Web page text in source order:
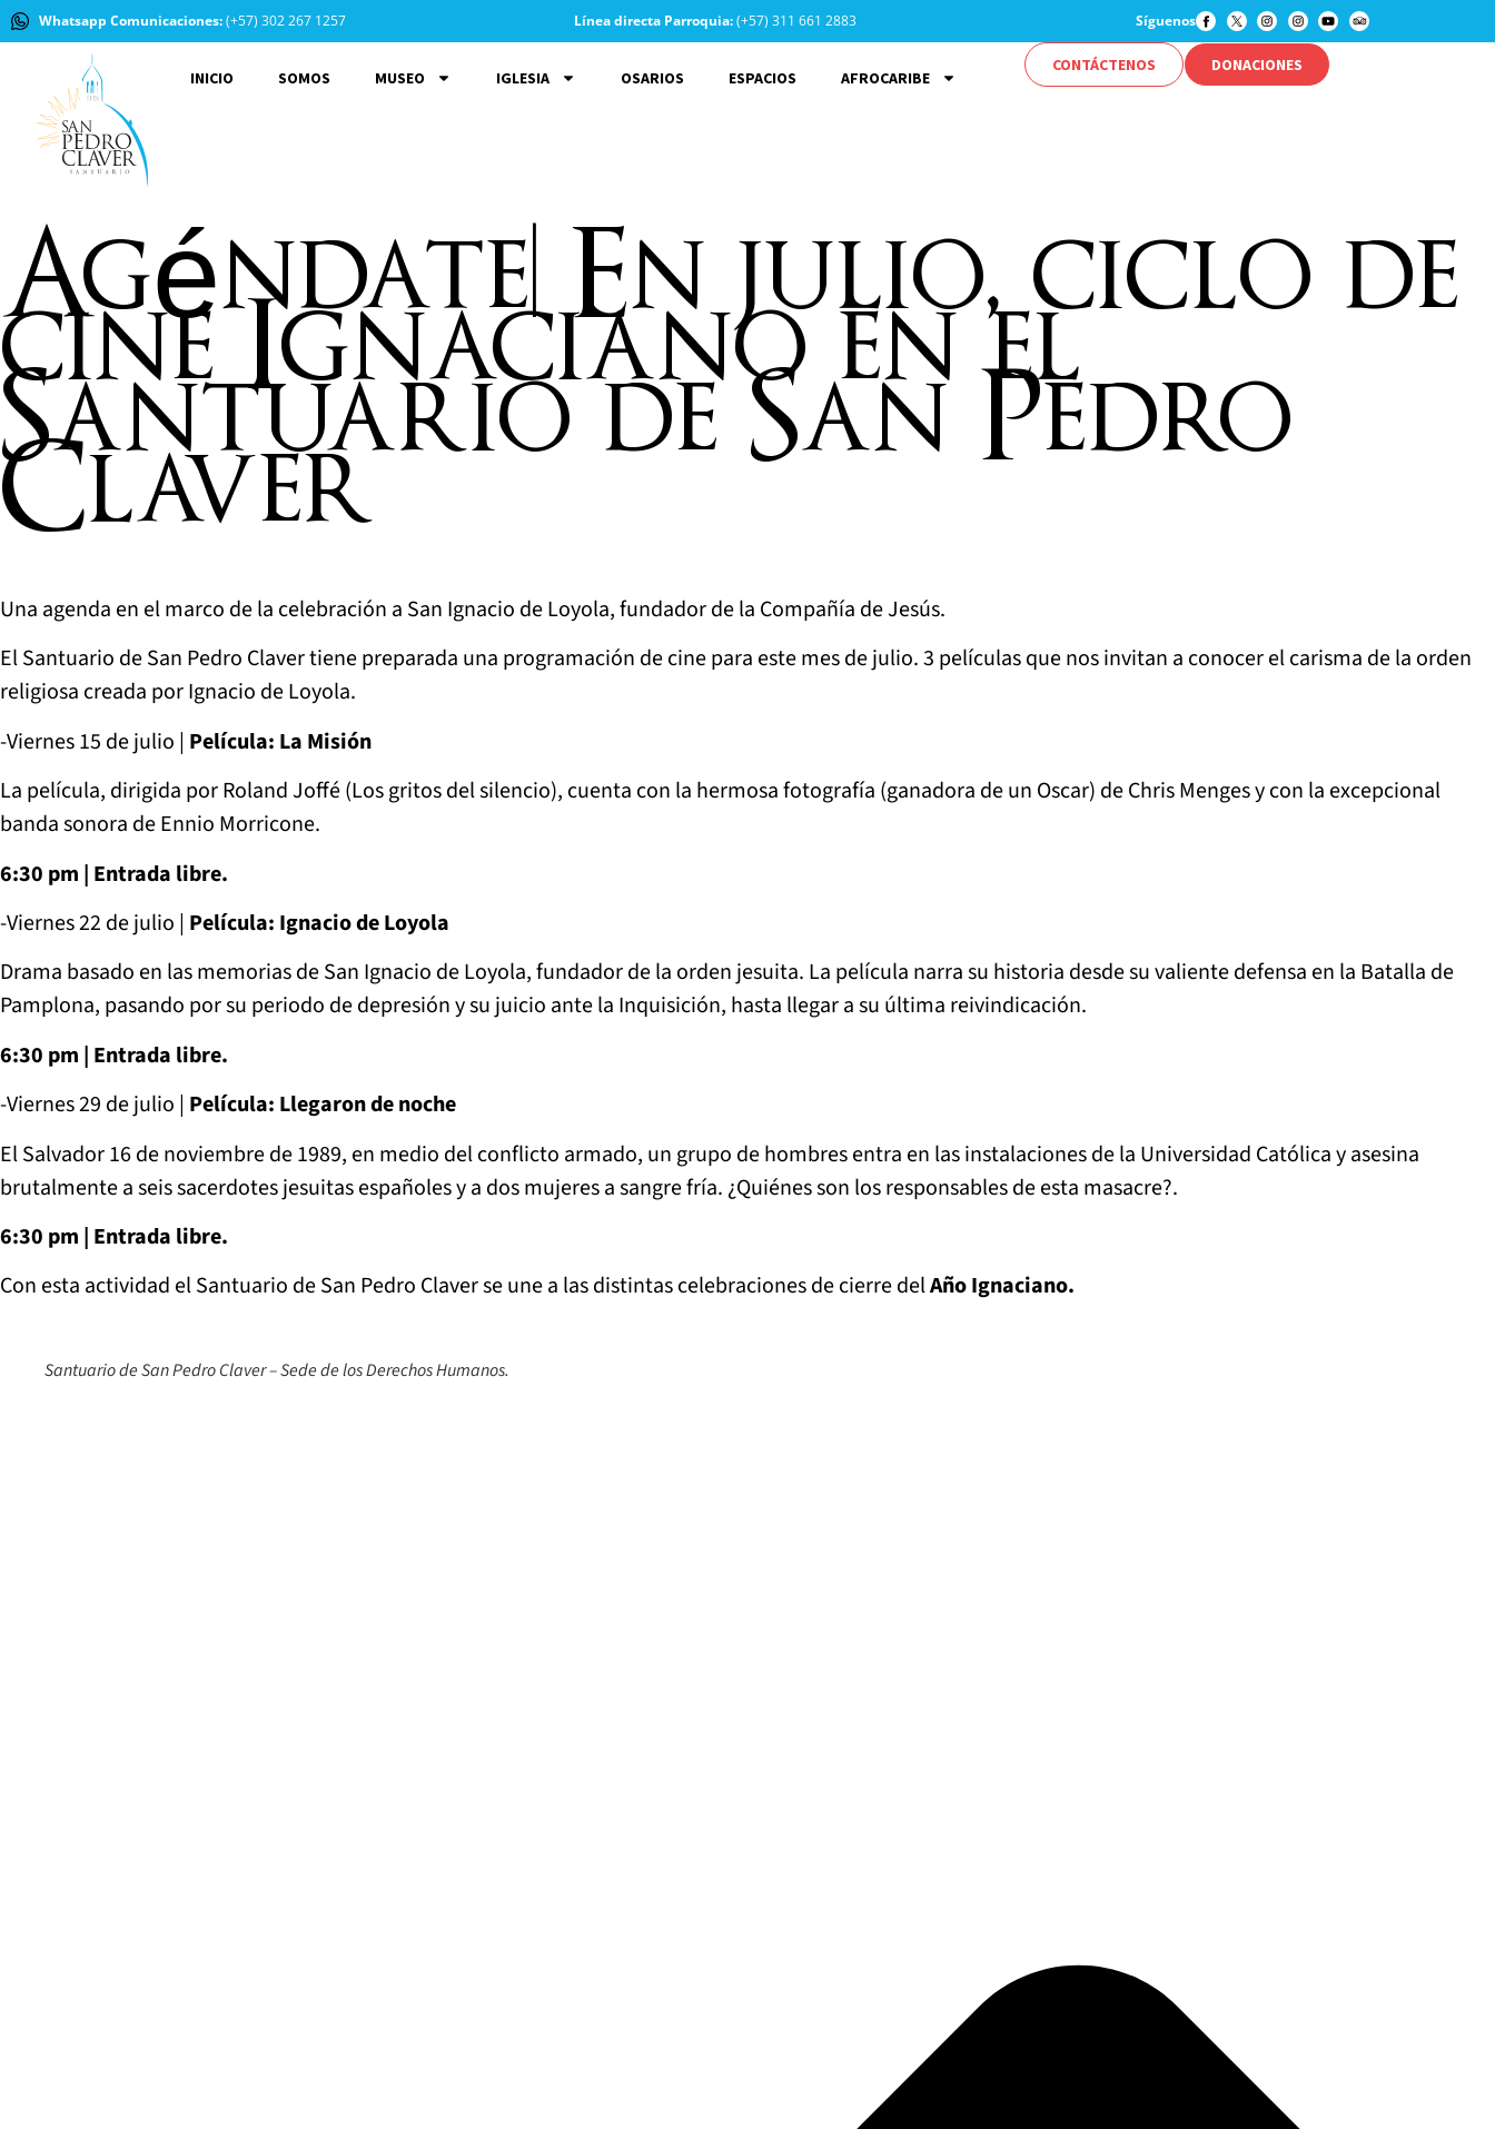
Whatsapp Comunicaciones:(+57) 302 267 1257 Línea directa Parroquia:(+57) 311 661 2883 Síguenos
INICIO SOMOS MUSEO IGLESIA OSARIOS ESPACIOS AFROCARIBE
CONTÁCTENOS DONACIONES
Agéndate| En julio, ciclo de
cine Ignaciano en el
Santuario de San Pedro
Claver
Una agenda en el marco de la celebración a San Ignacio de Loyola, fundador de la Compañía de Jesús.
El Santuario de San Pedro Claver tiene preparada una programación de cine para este mes de julio. 3 películas que nos invitan a conocer el carisma de la orden
religiosa creada por Ignacio de Loyola.
-Viernes 15 de julio | Película: La Misión
La película, dirigida por Roland Joffé (Los gritos del silencio), cuenta con la hermosa fotografía (ganadora de un Oscar) de Chris Menges y con la excepcional
banda sonora de Ennio Morricone.
6:30 pm | Entrada libre.
-Viernes 22 de julio | Película: Ignacio de Loyola
Drama basado en las memorias de San Ignacio de Loyola, fundador de la orden jesuita. La película narra su historia desde su valiente defensa en la Batalla de
Pamplona, pasando por su periodo de depresión y su juicio ante la Inquisición, hasta llegar a su última reivindicación.
6:30 pm | Entrada libre.
-Viernes 29 de julio | Película: Llegaron de noche
El Salvador 16 de noviembre de 1989, en medio del conflicto armado, un grupo de hombres entra en las instalaciones de la Universidad Católica y asesina
brutalmente a seis sacerdotes jesuitas españoles y a dos mujeres a sangre fría. ¿Quiénes son los responsables de esta masacre?.
6:30 pm | Entrada libre.
Con esta actividad el Santuario de San Pedro Claver se une a las distintas celebraciones de cierre delAño Ignaciano.
Santuario de San Pedro Claver – Sede de los Derechos Humanos.